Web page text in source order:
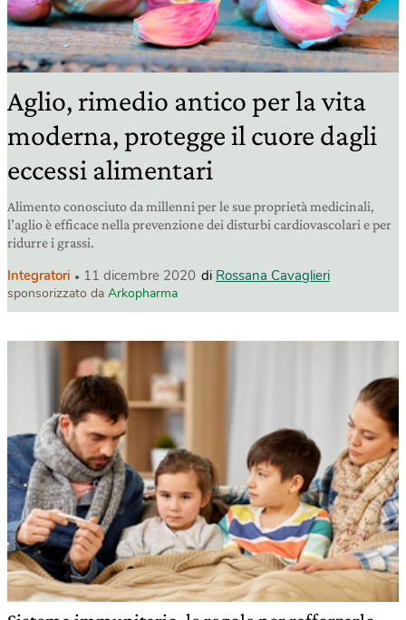
Aglio, rimedio antico per la vita
moderna, protegge il cuore dagli
eccessi alimentari
Alimento conosciuto da millenni per le sue proprietà medicinali,
l’aglio è efficace nella prevenzione dei disturbi cardiovascolari e per
ridurre i grassi.
Integratori 11 dicembre 2020 di Rossana Cavaglieri
sponsorizzato da Arkopharma